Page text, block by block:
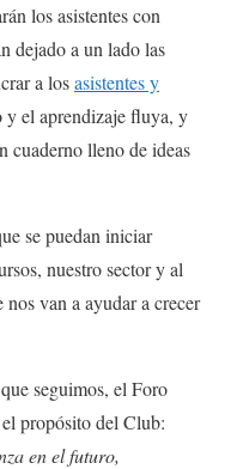
los asistentes con
dejado a un lado las
a losasistentes y
y el aprendizaje fluya, y
cuaderno lleno de ideas
se puedan iniciar
nuestro sector y al
van a ayudar a crecer
seguimos, el Foro
propósito del Club:
en el futuro,